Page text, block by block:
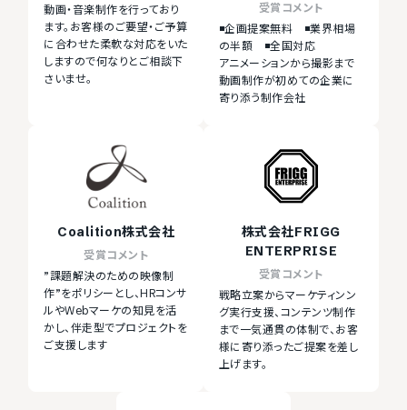
動画・音楽制作を行っており
ます。お客様のご要望・ご予算
に合わせた柔軟な対応をいた
しますので何なりとご相談下
さいませ。
受賞コメント
◾️企画提案無料 ◾️業界相場
の半額 ◾️全国対応
アニメーションから撮影まで
動画制作が初めての企業に
寄り添う制作会社
Coalition株式会社
受賞コメント
”課題解決のための映像制
作”をポリシーとし、HRコンサ
ルやWebマーケの知見を活
かし、伴走型でプロジェクトを
ご支援します
株式会社FRIGG
ENTERPRISE
受賞コメント
戦略立案からマーケティンン
グ実行支援、コンテンツ制作
まで一気通貫の体制で、お客
様に寄り添ったご提案を差し
上げます。